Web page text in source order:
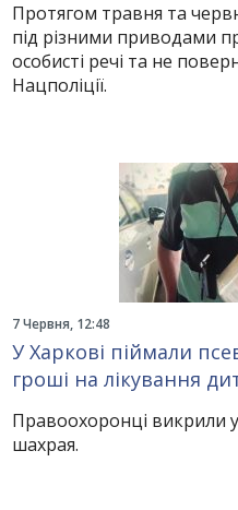
Протягом травня та
під різними приводами
особисті речі та не
Нацполіції.
7 Червня, 12:48
У Харкові піймали
гроші на лікування
Правоохоронці викрили
шахрая.